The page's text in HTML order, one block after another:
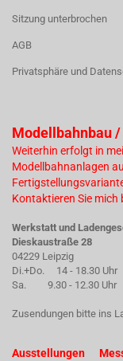
Sitzung unterbrochen
AGB
Privatsphäre und
Modellbahnbau
Weiterhin erfolgt in
Modellbahnanlagen
Kontaktieren Sie mich
Werkstatt und
Dieskaustraße 28
04229 Leipzig
Di.+Do. 14 - 18.30 Uhr
Sa. 9.30 - 12.30 Uhr
Zusendungen bitte ins
Ausstellungen